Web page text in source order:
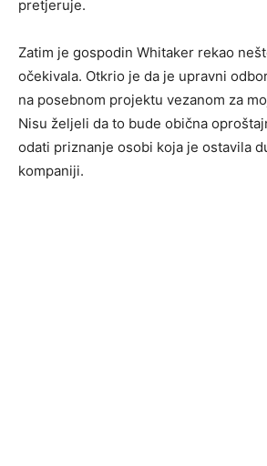
pretjeruje.
Zatim je gospodin Whitaker rekao
očekivala. Otkrio je da je upravni
na posebnom projektu vezanom za
Nisu željeli da to bude obična
odati priznanje osobi koja je ostavila
kompaniji.